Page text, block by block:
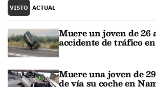
VISTO ACTUAL
Muere un joven de 26
accidente de tráfico
Muere una joven de
de vía su coche en